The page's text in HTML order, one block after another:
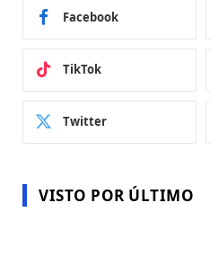
Facebook
TikTok
Twitter
VISTO POR ÚLTIMO